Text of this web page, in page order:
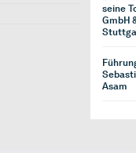
seine
GmbH
Asam